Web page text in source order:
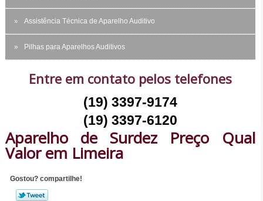
Assistência Técnica de Aparelho Auditivo
Pilhas para Aparelhos Auditivos
Entre em contato pelos telefones
(19) 3397-9174
(19) 3397-6120
Aparelho de Surdez Preço Qual
Valor em Limeira
Gostou? compartilhe!